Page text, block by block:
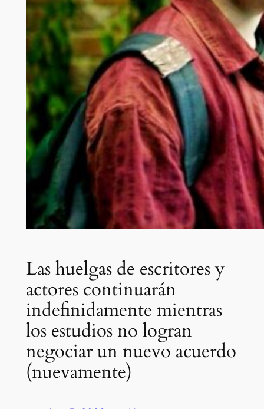
Las huelgas de escritores y
actores continuarán
indefinidamente mientras
los estudios no logran
negociar un nuevo acuerdo
(nuevamente)